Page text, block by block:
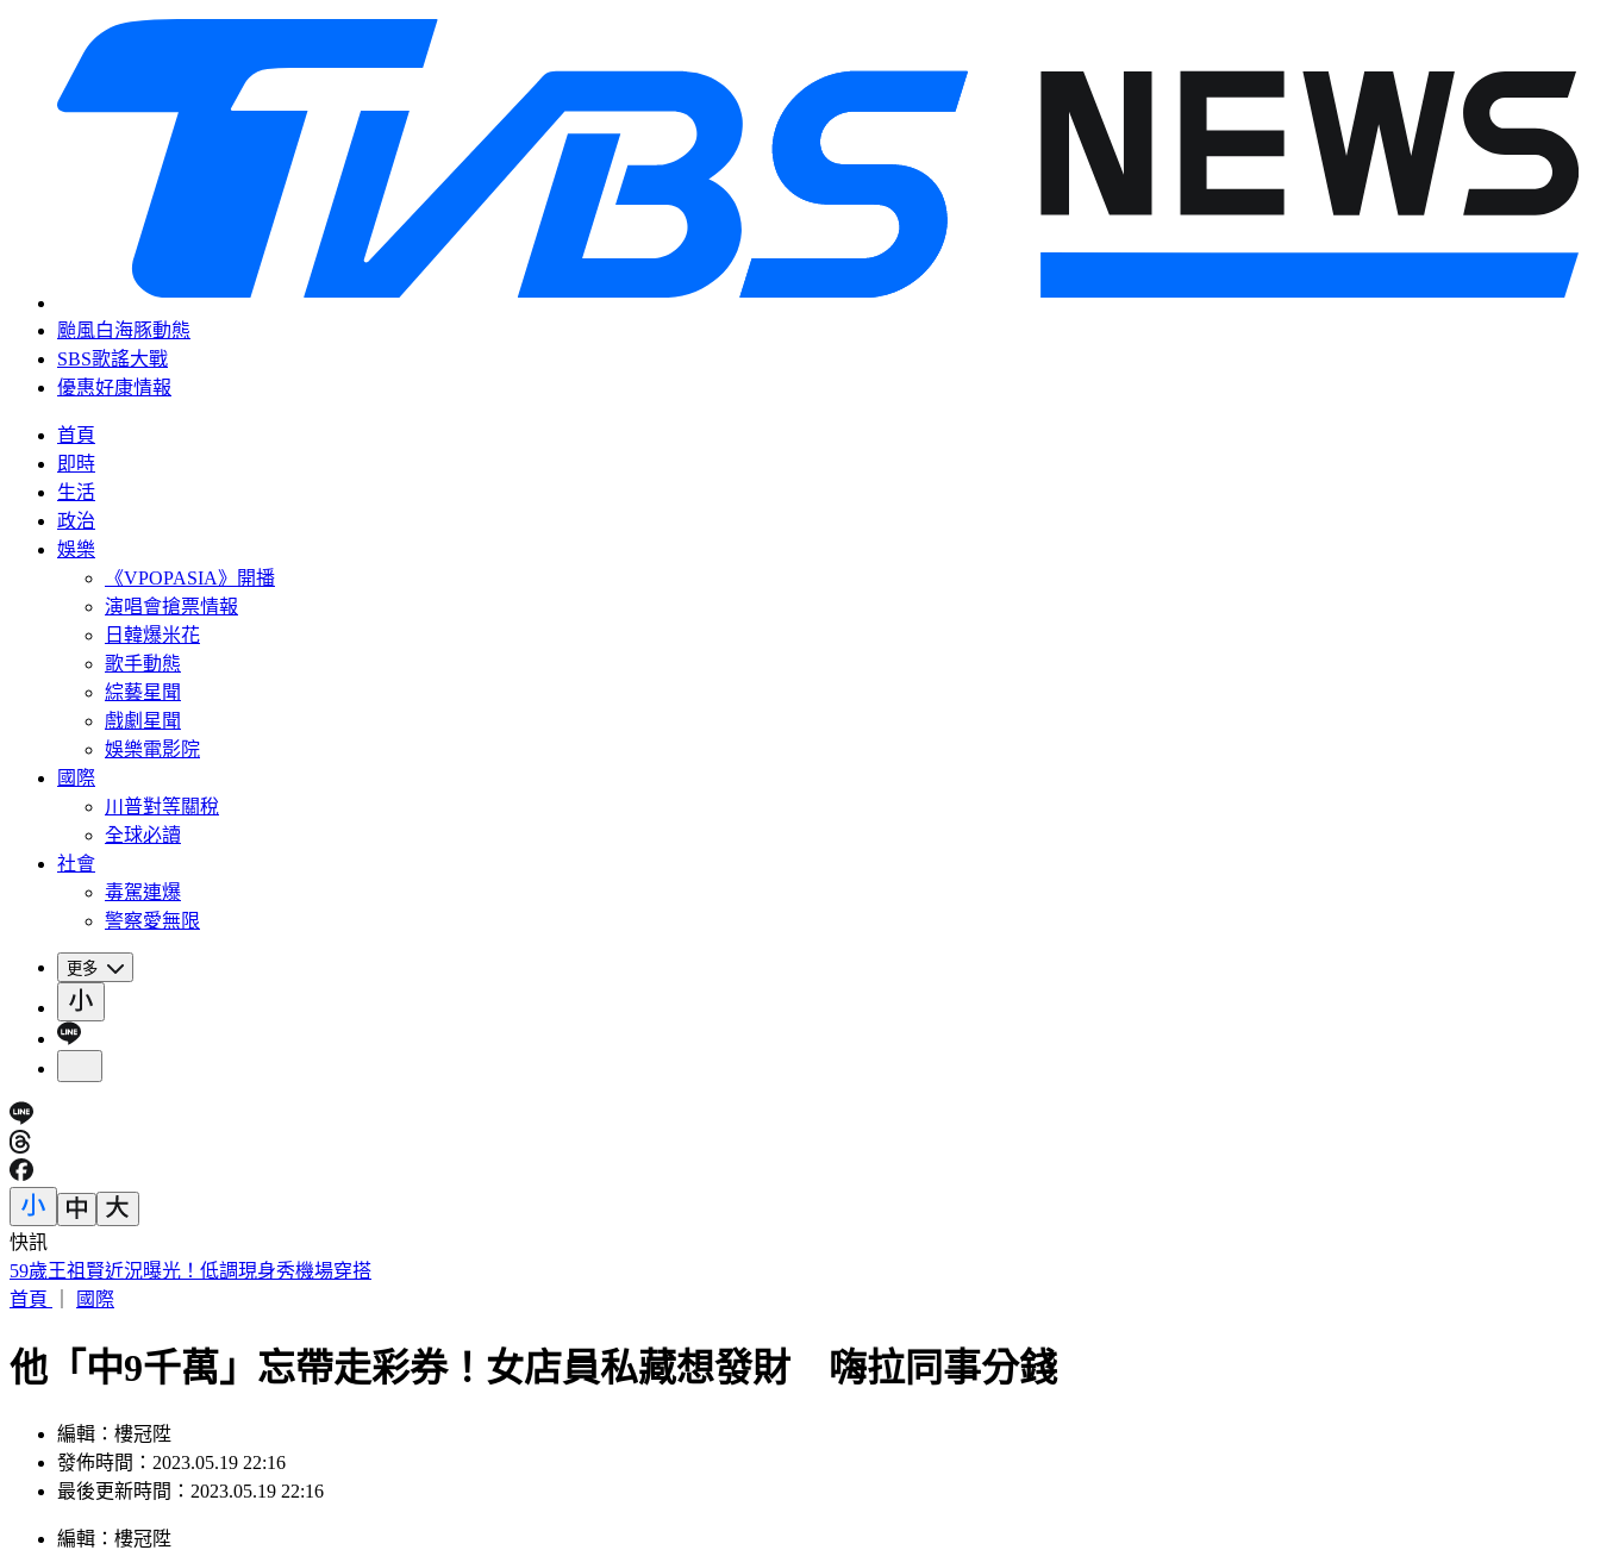
颱風白海豚動態
SBS歌謠大戰
優惠好康情報
首頁
即時
生活
政治
娛樂
《VPOPASIA》開播
演唱會搶票情報
日韓爆米花
歌手動態
綜藝星聞
戲劇星聞
娛樂電影院
國際
川普對等關稅
全球必讀
社會
毒駕連爆
警察愛無限
更多
快訊
川湖處置首日仍飆12,220元天價 目標價曝光
首頁
國際
他「中9千萬」忘帶走彩券！女店員私藏想發財 嗨拉同事分錢
編輯：樓冠陞
發佈時間：2023.05.19 22:16
最後更新時間：2023.05.19 22:16
編輯 ： 樓冠陞